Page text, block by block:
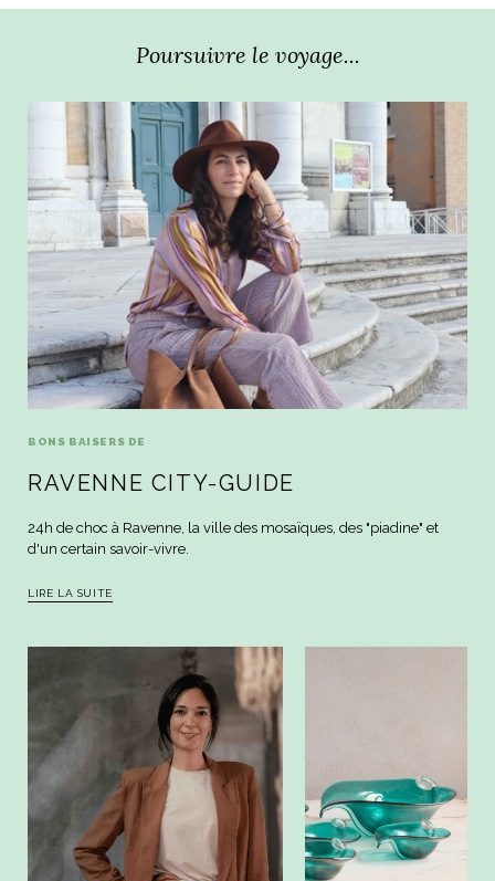
Poursuivre le voyage...
BONS BAISERS DE
RAVENNE CITY-GUIDE
24h de choc à Ravenne, la ville des mosaïques, des "piadine" et
d'un certain savoir-vivre.
LIRE LA SUITE